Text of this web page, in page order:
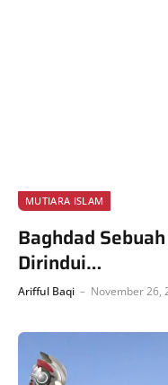
MUTIARA ISLAM
Baghdad
Dirindui…
Arifful Baqi November 26,